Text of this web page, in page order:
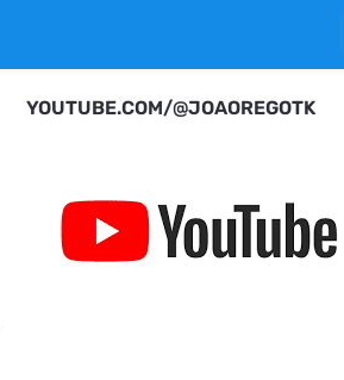
YOUTUBE.COM/@JOAOREGOTK